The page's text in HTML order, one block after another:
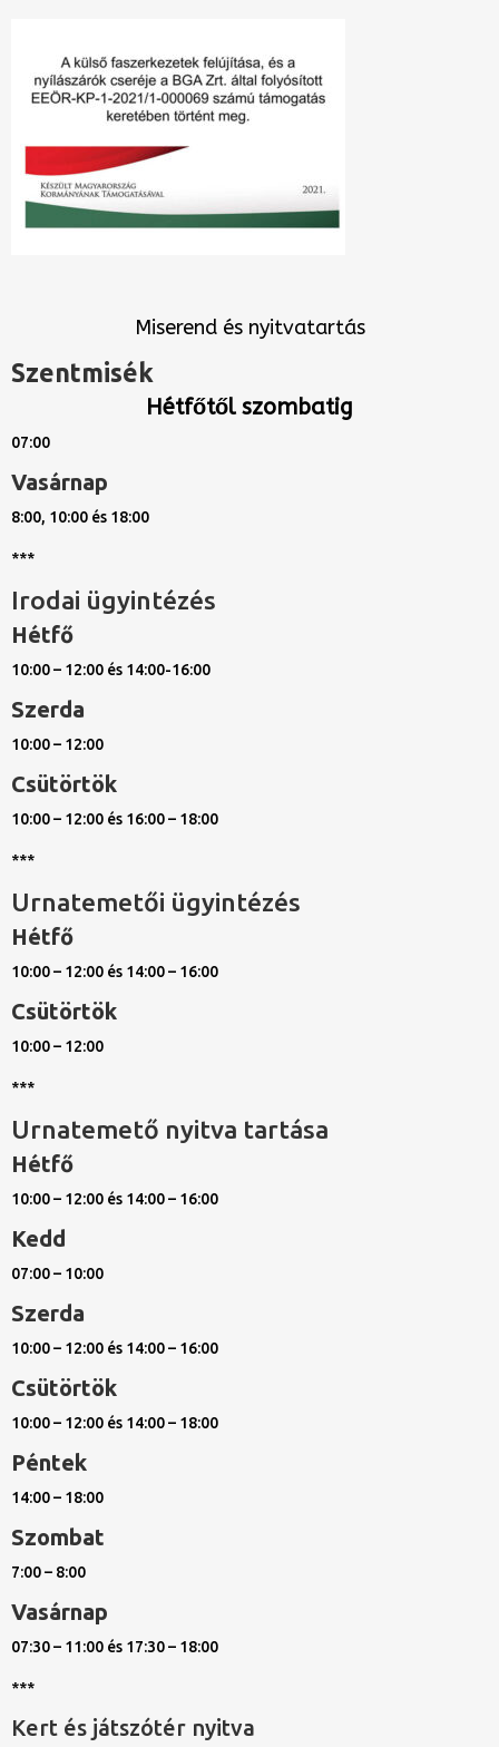
Miserend és nyitvatartás
Szentmisék
Hétfőtől szombatig
07:00
Vasárnap
8:00, 10:00 és 18:00
***
Irodai ügyintézés
Hétfő
10:00 – 12:00 és 14:00-16:00
Szerda
10:00 – 12:00
Csütörtök
10:00 – 12:00 és 16:00 – 18:00
***
Urnatemetői ügyintézés
Hétfő
10:00 – 12:00 és 14:00 – 16:00
Csütörtök
10:00 – 12:00
***
Urnatemető nyitva tartása
Hétfő
10:00 – 12:00 és 14:00 – 16:00
Kedd
07:00 – 10:00
Szerda
10:00 – 12:00 és 14:00 – 16:00
Csütörtök
10:00 – 12:00 és 14:00 – 18:00
Péntek
14:00 – 18:00
Szombat
7:00 – 8:00
Vasárnap
07:30 – 11:00 és 17:30 – 18:00
***
Kert és játszótér nyitva